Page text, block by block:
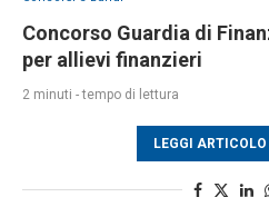
Concorso Guardia di
per allievi finanzieri
2 minuti - tempo di lettura
LEGGI